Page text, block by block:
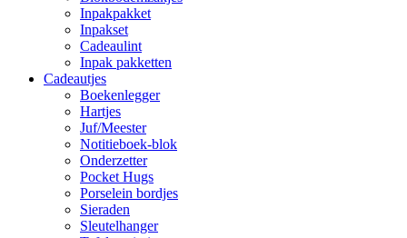
Inpakpakket
Inpakset
Cadeaulint
Inpak pakketten
Cadeautjes
Boekenlegger
Hartjes
Juf/Meester
Notitieboek-blok
Onderzetter
Pocket Hugs
Porselein bordjes
Sieraden
Sleutelhanger